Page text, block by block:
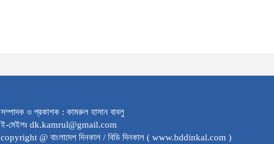
সম্পাদক ও প্রকাশক : কামরুল হাসান বাবলু
ই-মেইলঃ dk.kamrul@gmail.com
copyright @ বাংলাদেশ দিনকাল / বিডি দিনকাল ( www.bddinkal.com )